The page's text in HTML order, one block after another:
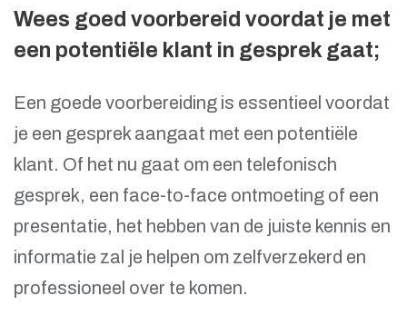
Wees goed voorbereid voordat je met
een potentiële klant in gesprek gaat;
Een goede voorbereiding is essentieel voordat
je een gesprek aangaat met een potentiële
klant. Of het nu gaat om een telefonisch
gesprek, een face-to-face ontmoeting of een
presentatie, het hebben van de juiste kennis en
informatie zal je helpen om zelfverzekerd en
professioneel over te komen.